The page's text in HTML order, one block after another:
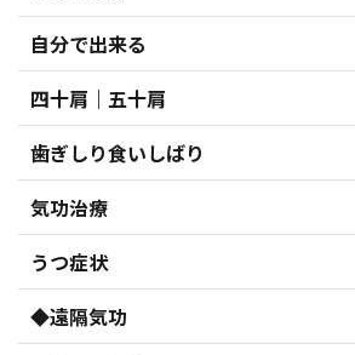
自分で出来る
四十肩｜五十肩
歯ぎしり食いしばり
気功治療
うつ症状
◆遠隔気功